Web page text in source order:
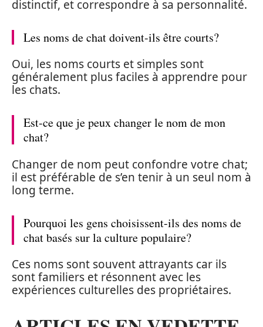
distinctif, et correspondre à sa personnalité.
Les noms de chat doivent-ils être courts?
Oui, les noms courts et simples sont
généralement plus faciles à apprendre pour
les chats.
Est-ce que je peux changer le nom de mon
chat?
Changer de nom peut confondre votre chat;
il est préférable de s’en tenir à un seul nom à
long terme.
Pourquoi les gens choisissent-ils des noms de
chat basés sur la culture populaire?
Ces noms sont souvent attrayants car ils
sont familiers et résonnent avec les
expériences culturelles des propriétaires.